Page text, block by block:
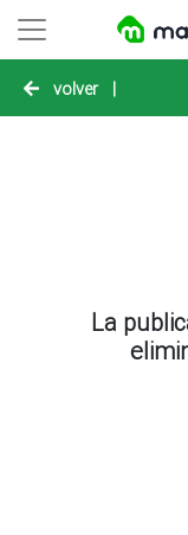
volver |
La